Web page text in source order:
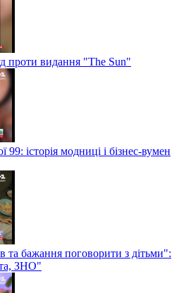
проти видання "The Sun"
99: історія модниці і бізнес-вумен
та бажання поговорити з дітьми":
ЗНО"